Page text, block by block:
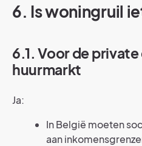
6. Is woningruil
6.1. Voor de
huurmarkt
Ja:
In België moeten
aan